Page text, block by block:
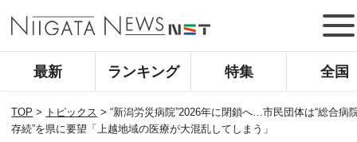
最新 ランキング 特集 全国
TOP > トピックス >“新潟労災病院”2026年に閉鎖へ…市民団体は“総合病
存続”を県に要望「上越地域の医療が大混乱してしまう」